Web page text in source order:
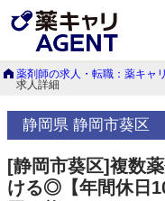
薬剤師の求人・転職：薬キャ
求人詳細
静岡県 静岡市葵区
[静岡市葵区]複数
ける◎【年間休日